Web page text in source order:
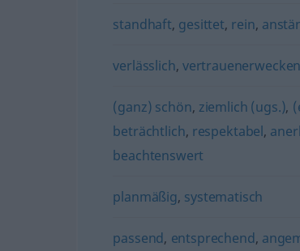
standhaft, gesittet, rein,
verlässlich,
(ganz) schön, ziemlich (ugs.),
beträchtlich, respektabel,
beachtenswert
planmäßig, systematisch
passend, entsprechend,